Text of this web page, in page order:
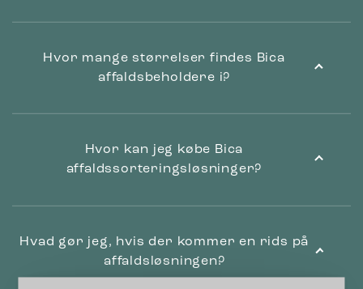
Hvor mange størrelser findes Bica
affaldsbeholdere i?
Hvor kan jeg købe Bica
affaldssorteringsløsninger?
Hvad gør jeg, hvis der kommer en rids på
affaldsløsningen?